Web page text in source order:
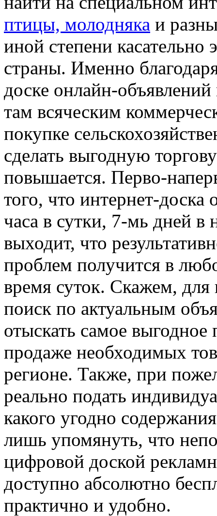
птицы, молодняка и
иной степени касательно
страны. Именно
доске онлайн-
там всяческим
покупке
сделать выгодную
повышается. Перво-
того, что интернет-
часа в сутки, 7-мь дней в
выходит, что
проблем получится в
время суток. Скажем, для
поиск по актуальным
отыскать самое
продаже необходимых
регионе. Также, при
реально подать
какого угодно
лишь упомянуть, что
цифровой доской
доступно абсолютно
практично и удобно.